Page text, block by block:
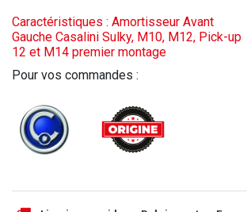
Caractéristiques : Amortisseur Avant
Gauche Casalini Sulky, M10, M12, Pick-up
12 et M14 premier montage
Pour vos commandes :